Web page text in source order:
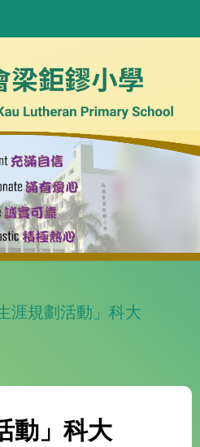
涯規劃活動」科大
動」科大